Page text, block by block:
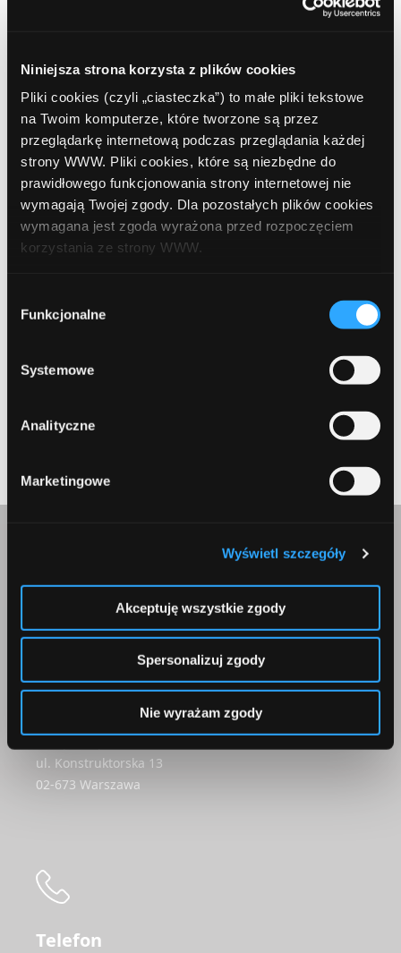
Niniejsza strona korzysta z plików cookies
Pliki cookies (czyli „ciasteczka”) to małe pliki tekstowe
na Twoim komputerze, które tworzone są przez
przeglądarkę internetową podczas przeglądania każdej
strony WWW. Pliki cookies, które są niezbędne do
prawidłowego funkcjonowania strony internetowej nie
wymagają Twojej zgody. Dla pozostałych plików cookies
wymagana jest zgoda wyrażona przed rozpoczęciem
korzystania ze strony WWW.
formy korzystania z plików cookies. Więcej:
Polityka
zgody
Funkcjonalne
Systemowe
Analityczne
Marketingowe
Wyświetl szczegóły
Akceptuję wszystkie zgody
Spersonalizuj zgody
Nie wyrażam zgody
Name Required
Email Required
Zapamiętaj moje dane w tej przeglądarce podczas pisania
Skontaktuj się z nami
Korepondencja
Comperia.pl S.A.
ul. Konstruktorska 13
02-673 Warszawa
Telefon